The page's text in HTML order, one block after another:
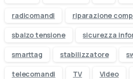
radicomandi riparazione
sbalzo tensione sicurezza
smarttag stabilizzatore
telecomandi TV Video